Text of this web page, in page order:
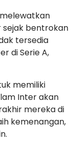
bentrokan
tersedia
di Serie A,
memiliki
Inter akan
mereka di
kemenangan,